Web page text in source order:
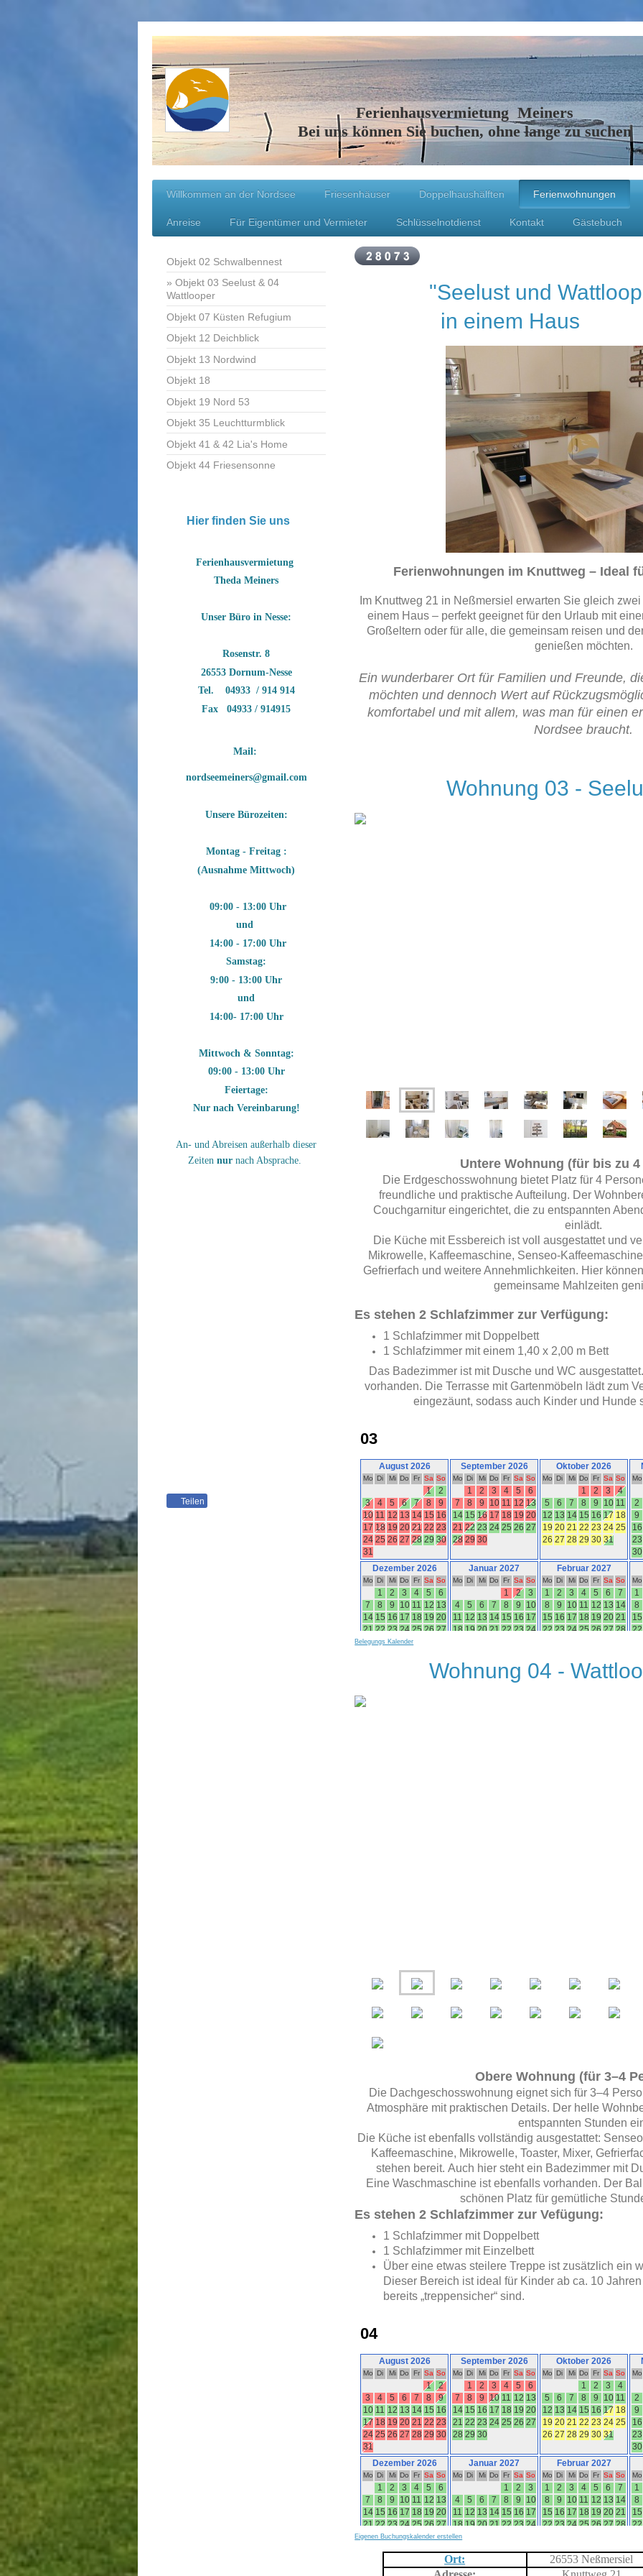
Ferienhausvermietung Meiners
Bei uns können Sie buchen, ohne lange zu suchen
Willkommen an der Nordsee Friesenhäuser Doppelhaushälften Ferienwohnungen
Anreise Für Eigentümer und Vermieter Schlüsselnotdienst Kontakt Gästebuch
"Seelust und
in einem Haus
Ferienwohnungen im Knuttweg – Ideal
Im Knuttweg 21 in Neßmersiel erwarten Sie gleich
einem Haus – perfekt geeignet für den Urlaub mit
Großeltern oder für alle, die gemeinsam reisen und
genießen möchten.
Ein wunderbarer Ort für Familien und Freunde,
möchten und dennoch Wert auf
komfortabel und mit allem, was man für einen
Nordsee braucht.
Wohnung 03 -
Untere Wohnung (für bis zu
Die Erdgeschosswohnung bietet Platz für 4
freundliche und praktische Aufteilung. Der
Couchgarnitur eingerichtet, die zu entspannten
einlädt.
Die Küche mit Essbereich ist voll ausgestattet und
Mikrowelle, Kaffeemaschine, Senseo-
Gefrierfach und weitere Annehmlichkeiten. Hier
gemeinsame Mahlzeiten
Es stehen 2 Schlafzimmer zur Verfügung:
1 Schlafzimmer mit Doppelbett
1 Schlafzimmer mit einem 1,40 x 2,00 m Bett
Das Badezimmer ist mit Dusche und WC
vorhanden. Die Terrasse mit Gartenmöbeln lädt zum
eingezäunt, sodass auch Kinder und Hunde
Belegungs Kalender
Wohnung 04 -
Obere Wohnung (für 3–4
Die Dachgeschosswohnung eignet sich für 3–4
Atmosphäre mit praktischen Details. Der helle
entspannten Stunden
Die Küche ist ebenfalls vollständig ausgestattet:
Kaffeemaschine, Mikrowelle, Toaster, Mixer,
stehen bereit. Auch hier steht ein Badezimmer mit
Eine Waschmaschine ist ebenfalls vorhanden. Der
schönen Platz für gemütliche
Es stehen 2 Schlafzimmer zur Vefügung:
1 Schlafzimmer mit Doppelbett
1 Schlafzimmer mit Einzelbett
Über eine etwas steilere Treppe ist zusätzlich ein
Dieser Bereich ist ideal für Kinder ab ca. 10
bereits „treppensicher“ sind.
Eigenen Buchungskalender erstellen
Ort:
26553 Neßmersiel
Objekt 02 Schwalbennest
Objekt 03 Seelust & 04
Wattlooper
Objekt 07 Küsten Refugium
Objekt 12 Deichblick
Objekt 13 Nordwind
Objekt 18
Objekt 19 Nord 53
Objekt 35 Leuchtturmblick
Objekt 41 & 42 Lia's Home
Objekt 44 Friesensonne
Hier finden Sie uns
Ferienhausvermietung
Theda Meiners
Unser Büro in Nesse:
Rosenstr. 8
26553 Dornum-Nesse
Tel. 04933 / 914 914
Fax 04933 / 914915
Mail:
nordseemeiners@gmail.com
Unsere Bürozeiten:
Montag - Freitag :
(Ausnahme Mittwoch)
09:00 - 13:00 Uhr
und
14:00 - 17:00 Uhr
Samstag:
9:00 - 13:00 Uhr
und
14:00- 17:00 Uhr
Mittwoch & Sonntag:
09:00 - 13:00 Uhr
Feiertage:
Nur nach Vereinbarung!
An- und Abreisen außerhalb dieser
Zeitennur nach Absprache.
Teilen